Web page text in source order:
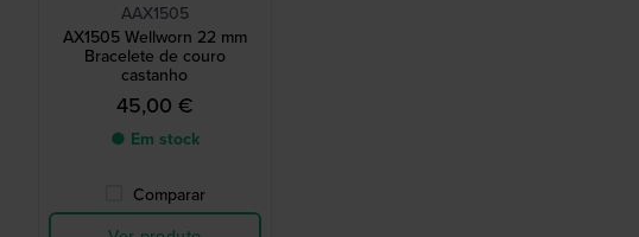
AAX1505
AX1505 Wellworn 22 mm
Bracelete de couro
castanho
45,00 €
● Em stock
Comparar